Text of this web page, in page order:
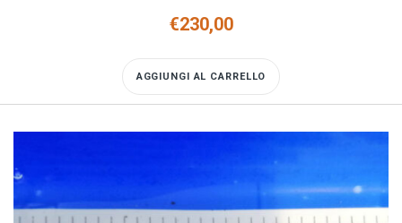
€230,00
AGGIUNGI AL CARRELLO